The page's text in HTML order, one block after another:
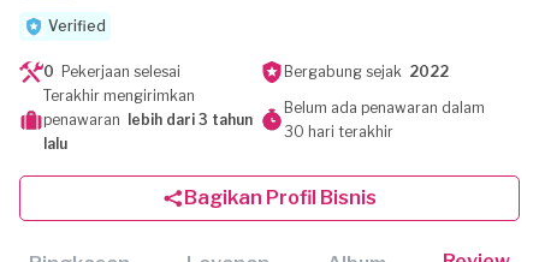
Verified
0 Pekerjaan selesai Bergabung sejak 2022
Terakhir mengirimkan
penawaran
lebih dari 3 tahun
lalu
Belum ada penawaran dalam
30 hari terakhir
Bagikan Profil Bisnis